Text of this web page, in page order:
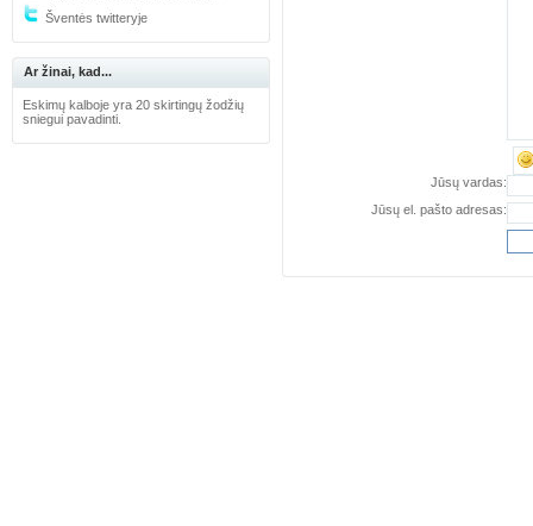
Šventės twitteryje
Ar žinai, kad...
Eskimų kalboje yra 20 skirtingų žodžių
sniegui pavadinti.
Jūsų vardas:
Jūsų el. pašto adresas: